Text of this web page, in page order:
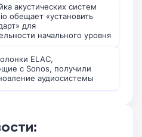
акустических систем
обещает «установить
для
начального уровня
ELAC,
с Sonos, получили
аудиосистемы